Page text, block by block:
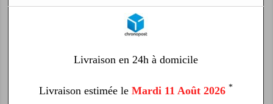
Livraison en 24h à domicile
Livraison estimée le Mardi 11 Août 2026 *